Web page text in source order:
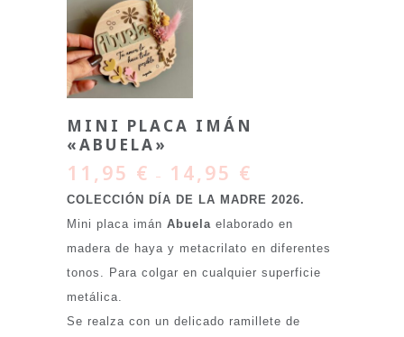
MINI PLACA IMÁN
«ABUELA»
11,95 € – 14,95 €
COLECCIÓN DÍA DE LA MADRE 2026.
Mini placa imán Abuela elaborado en
madera de haya y metacrilato en diferentes
tonos.
Para colgar en cualquier superficie
metálica.
Se realza con un delicado ramillete de